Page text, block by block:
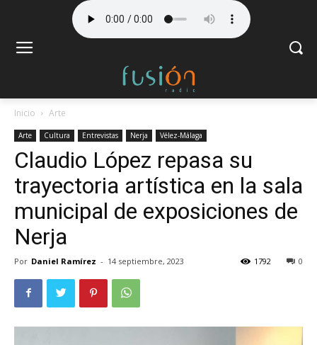
Inicio Arte
Arte Cultura Entrevistas Nerja Vélez-Málaga
Claudio López repasa su
trayectoria artística en la sala
municipal de exposiciones de
Nerja
Por Daniel Ramírez - 14 septiembre, 2023 0
1792